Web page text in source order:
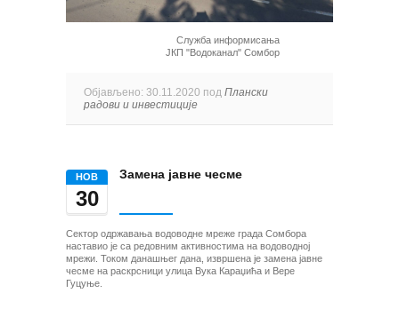
Служба информисања
ЈКП "Водоканал" Сомбор
Објављено: 30.11.2020 под Плански
радови и инвестиције
НОВ
30
Замена јавне чесме
Сектор одржавања водоводне мреже града Сомбора
наставио је са редовним активностима на водоводној
мрежи. Током данашњег дана, извршена је замена јавне
чесме на раскрсници улица Вука Караџића и Вере
Гуцуње.